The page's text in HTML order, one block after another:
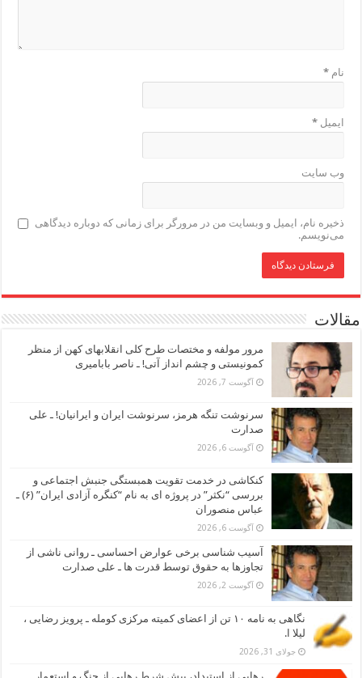
نام*
ایمیل*
وب‌ سایت
ذخیره نام، ایمیل و وبسایت من در مرورگر برای زمانی که دوباره دیدگاهی
می‌نویسم.
مقالات
مرور مولفه و مختصات طرح کلی انقلابهای کهن از منظر
کمونیستی و چشم انداز آتی! ـ ناصر بابامیری
آگوست 7, 2026
سرنوشت تنگه هرمز، سرنوشت ایران و ایرانیان! ـ علی
صدارت
آگوست 6, 2026
کنکاشی در خدمت تقویت همبستگی جنبش اجتماعی و
بررسی “نکثر” در پروژه ای به نام “کنگره آزادی ایران” (۶) ـ
عباس منصوران
آگوست 6, 2026
آسیب شناسی برخی عوارض احساسی ـ روانی ناشی از
تجاوزها به حقوق توسط قدرت ها ـ علی صدارت
آگوست 2, 2026
نگاهی به نامه ۱۰ تن از اعضای کمیته مرکزی کومله ـ پرویز رضایی ،
لیلا ا.
جولای 31, 2026